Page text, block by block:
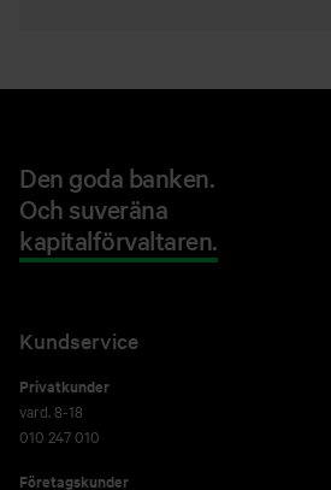
Den goda banken.
Och suveräna
kapitalförvaltaren.
Kundservice
Privatkunder
vard. 8-18
010 247 010
Företagskunder